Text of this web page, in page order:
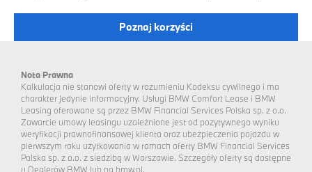
Poznaj korzyści
Nota Prawna
Kalkulacja nie stanowi oferty w rozumieniu Kodeksu cywilnego i ma
charakter jedynie informacyjny. Usługi BMW Comfort Lease i BMW
Leasing oferowane są przez BMW Financial Services Polska sp. z o.o.
Zawarcie umowy leasingu uzależnione jest od pozytywnego wyniku
weryfikacji prawnofinansowej klienta oraz ubezpieczenia pojazdu w
pierwszym roku użytkowania w ramach oferty BMW Financial Services
Polska sp. z o.o. z siedzibą w Warszawie. Szczegóły oferty są dostępne
u Dealerów BMW lub na bmw.pl.